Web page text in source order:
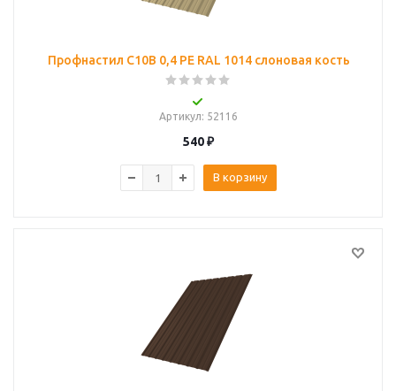
Профнастил С10B 0,4 PE RAL 1014 слоновая кость
Артикул: 52116
540₽
В корзину